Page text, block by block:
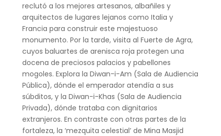
reclutó a los mejores artesanos, albañiles y
arquitectos de lugares lejanos como Italia y
Francia para construir este majestuoso
monumento. Por la tarde, visita al Fuerte de Agra,
cuyos baluartes de arenisca roja protegen una
docena de preciosos palacios y pabellones
mogoles. Explora la Diwan-i-Am (Sala de Audiencia
Pública), dónde el emperador atendía a sus
súbditos, y la Diwan-i-Khas (Sala de Audiencia
Privada), dónde trataba con dignitarios
extranjeros. En contraste con otras partes de la
fortaleza, la ‘mezquita celestial’ de Mina Masjid